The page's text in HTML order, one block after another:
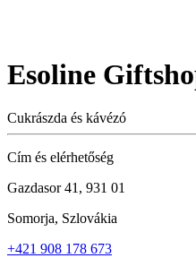
Esoline
Cukrászda és kávézó
Cím és elérhetőség
Gazdasor 41, 931 01
Somorja, Szlovákia
+421 908 178 673